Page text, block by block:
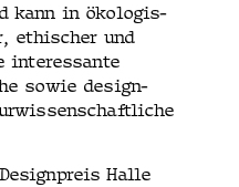
kann in ökol­o­gis­
ethis­ch­er und
inter­es­sante
sowie design-
Halle